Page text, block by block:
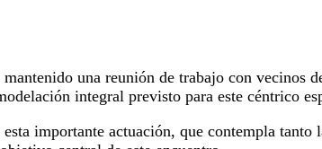
una reunión de trabajo con
integral previsto para este céntrico
importante actuación, que contempla